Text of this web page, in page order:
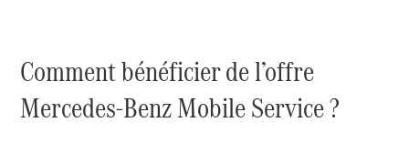
Classe S
Limousine
Mercedes-
Comment bénéficier de l’offre
Mercedes-Benz Mobile Service ?